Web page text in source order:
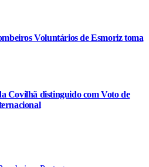
Voluntários de Esmoriz toma
Covilhã distinguido com Voto de